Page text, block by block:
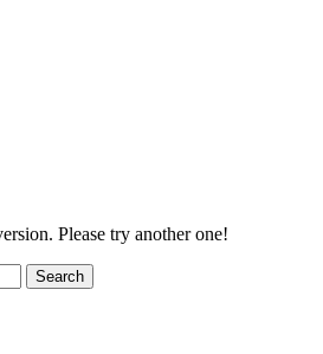
Please try another one!
Search